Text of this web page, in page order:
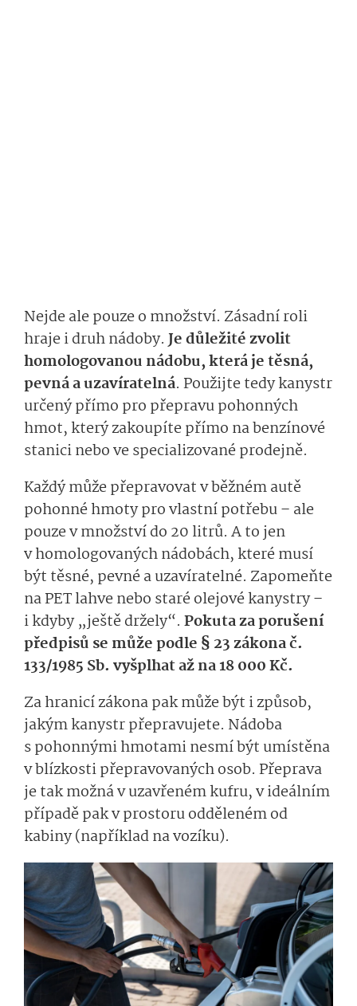
Nejde ale pouze o množství. Zásadní roli
hraje i druh nádoby.Je důležité zvolit
homologovanou nádobu, která je těsná,
pevná a uzavíratelná. Použijte tedy kanystr
určený přímo pro přepravu pohonných
hmot, který zakoupíte přímo na benzínové
stanici nebo ve specializované prodejně.
Každý může přepravovat v běžném autě
pohonné hmoty pro vlastní potřebu – ale
pouze v množství do 20 litrů. A to jen
v homologovaných nádobách, které musí
být těsné, pevné a uzavíratelné. Zapomeňte
na PET lahve nebo staré olejové kanystry –
i kdyby „ještě držely“. Pokuta za porušení
předpisů se může podle § 23 zákona č.
133/1985 Sb. vyšplhat až na 18 000 Kč.
Za hranicí zákona pak může být i způsob,
jakým kanystr přepravujete. Nádoba
s pohonnými hmotami nesmí být umístěna
v blízkosti přepravovaných osob. Přeprava
je tak možná v uzavřeném kufru, v ideálním
případě pak v prostoru odděleném od
kabiny (například na vozíku).